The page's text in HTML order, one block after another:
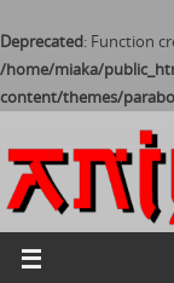
Deprecated: Function
/home/miaka/
content/themes/